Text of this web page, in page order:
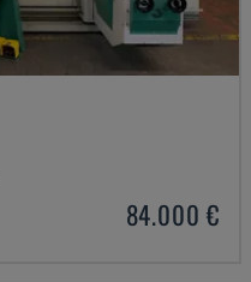
84.000 €